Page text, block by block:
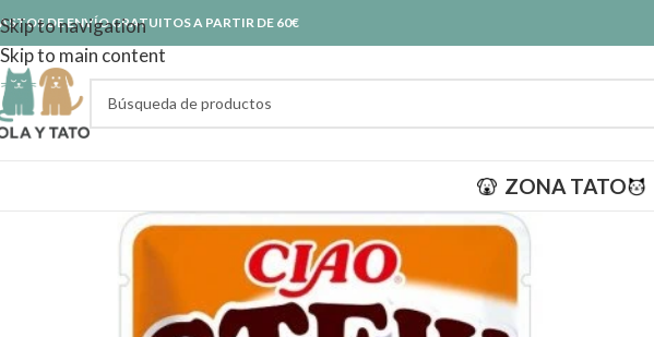
Skip to navigation
Skip to main content
DE ENVÍO GRATUITOS A PARTIR DE 60€
ZONA TATO